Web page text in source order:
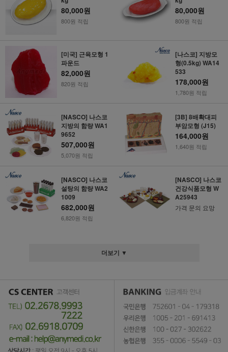
80,000원
800원 적립
80,000원
800원 적립
[미국] 근육모형 1
파운드
82,000원
820원 적립
[나스코] 지방모
형(0.5kg) WA14
533
178,000원
1,780원 적립
[NASCO] 나스코
지방의 함량 WA1
9652
507,000원
5,070원 적립
[3B] 8배확대피
부암모형 (J15)
164,000원
1,640원 적립
[NASCO] 나스코
설탕의 함량 WA2
1009
682,000원
6,820원 적립
[NASCO] 나스코
건강식품모형 W
A25943
가격 문의 요망
더보기 ▼